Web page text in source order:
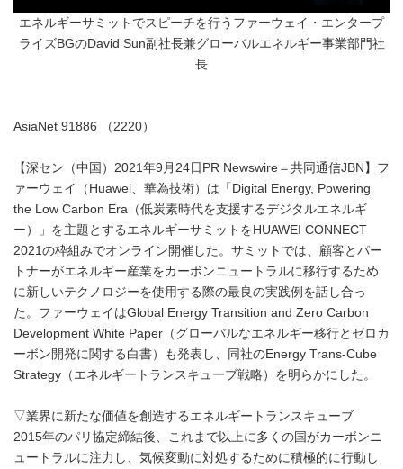
エネルギーサミットでスピーチを行うファーウェイ・エンタープ
ライズBGのDavid Sun副社長兼グローバルエネルギー事業部門社
長
AsiaNet 91886 （2220）
【深セン（中国）2021年9月24日PR Newswire＝共同通信JBN】フ
ァーウェイ（Huawei、華為技術）は「Digital Energy, Powering
the Low Carbon Era（低炭素時代を支援するデジタルエネルギ
ー）」を主題とするエネルギーサミットをHUAWEI CONNECT
2021の枠組みでオンライン開催した。サミットでは、顧客とパー
トナーがエネルギー産業をカーボンニュートラルに移行するため
に新しいテクノロジーを使用する際の最良の実践例を話し合っ
た。ファーウェイはGlobal Energy Transition and Zero Carbon
Development White Paper（グローバルなエネルギー移行とゼロカ
ーボン開発に関する白書）も発表し、同社のEnergy Trans-Cube
Strategy（エネルギートランスキューブ戦略）を明らかにした。
▽業界に新たな価値を創造するエネルギートランスキューブ
2015年のパリ協定締結後、これまで以上に多くの国がカーボンニ
ュートラルに注力し、気候変動に対処するために積極的に行動し